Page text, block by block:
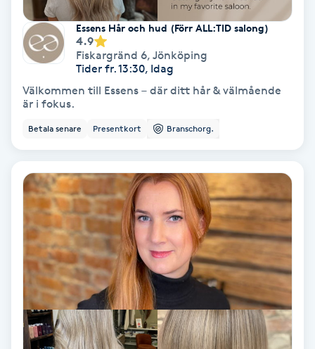
Eyeliner-tatuering
Face framing
Faceliftmassage
Fettreducering
Fibromassage
Fillers
Fotmassage
Fotsvamp
Essens Hår och hud (Förr ALL:TID salong)
4.9
Fiskargränd 6, Jönköping
Tider fr. 13:30, Idag
Välkommen till Essens – där ditt hår & välmående
är i fokus.
Betala senare Presentkort Branschorg.